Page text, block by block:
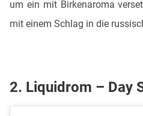
um ein mit Birkenaroma
mit einem Schlag in die
2. Liquidrom – Day